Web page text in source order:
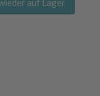
auf Lager